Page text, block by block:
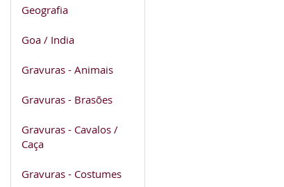
Geografia
Goa / India
Gravuras - Animais
Gravuras - Brasões
Gravuras - Cavalos /
Caça
Gravuras - Costumes